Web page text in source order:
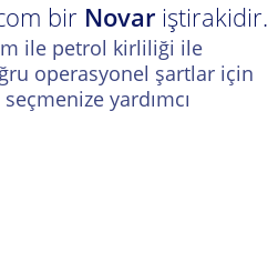
bir Novar iştirakidir.
ile petrol kirliliği ile
operasyonel şartlar için
yardımcı